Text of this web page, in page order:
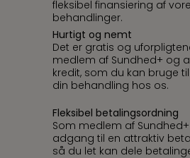
fleksibel finansiering af
behandlinger.
Hurtigt og nemt
Det er gratis og
medlem af Sundhed+ og
kredit, som du kan bruge
din behandling hos os.
Fleksibel betalingsordning
Som medlem af
adgang til en attraktiv
så du let kan dele